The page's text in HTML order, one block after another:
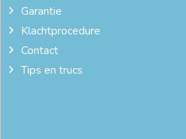
Garantie
Klachtprocedure
Contact
Tips en trucs